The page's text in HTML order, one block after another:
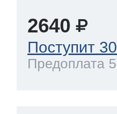
2640
Поступит
Предоплата